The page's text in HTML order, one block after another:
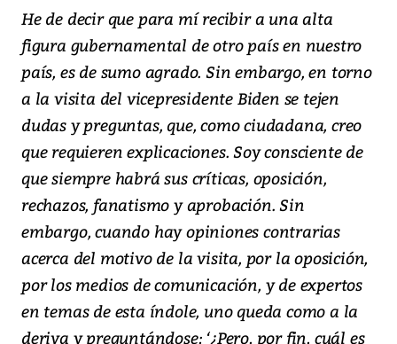
He de decir que para mí recibir a una alta
figura gubernamental de otro país en nuestro
país, es de sumo agrado. Sin embargo, en torno
a la visita del vicepresidente Biden se tejen
dudas y preguntas, que, como ciudadana, creo
que requieren explicaciones. Soy consciente de
que siempre habrá sus críticas, oposición,
rechazos, fanatismo y aprobación. Sin
embargo, cuando hay opiniones contrarias
acerca del motivo de la visita, por la oposición,
por los medios de comunicación, y de expertos
en temas de esta índole, uno queda como a la
deriva y preguntándose: ‘¿Pero, por fin, cuál es